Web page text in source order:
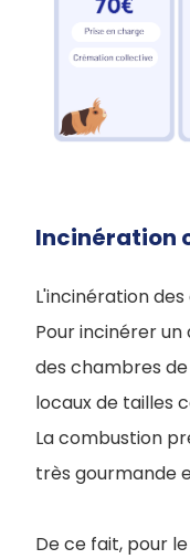
Incinération
L'incinération
Pour incinérer
des chambres
locaux de tailles
La combustion
très gourmande
De ce fait, pour